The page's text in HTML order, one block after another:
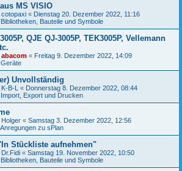
MS VISIO
cotopaxi « Dienstag 20. Dezember 2022, 11:16
Bauteile und Symbole
QJE QJ-3005P, TEK3005P, Vellemann
abacom « Freitag 9. Dezember 2022, 14:09
Unvollständig
K-B-L « Donnerstag 8. Dezember 2022, 08:44
Export und Drucken
Holger « Samstag 3. Dezember 2022, 12:56
zu sPlan
Stückliste aufnehmen"
Dr.Fidi « Samstag 19. November 2022, 10:50
Bauteile und Symbole